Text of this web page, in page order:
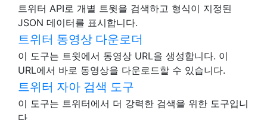
트위터 API로 개별 트윗을 검색하고 형식이 지정된
JSON 데이터를 표시합니다.
트위터 동영상 다운로더
이 도구는 트윗에서 동영상 URL을 생성합니다. 이
URL에서 바로 동영상을 다운로드할 수 있습니다.
트위터 자아 검색 도구
이 도구는 트위터에서 더 강력한 검색을 위한 도구입니